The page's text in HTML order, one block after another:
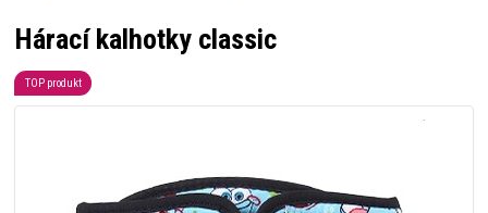
Hárací kalhotky classic
TOP produkt